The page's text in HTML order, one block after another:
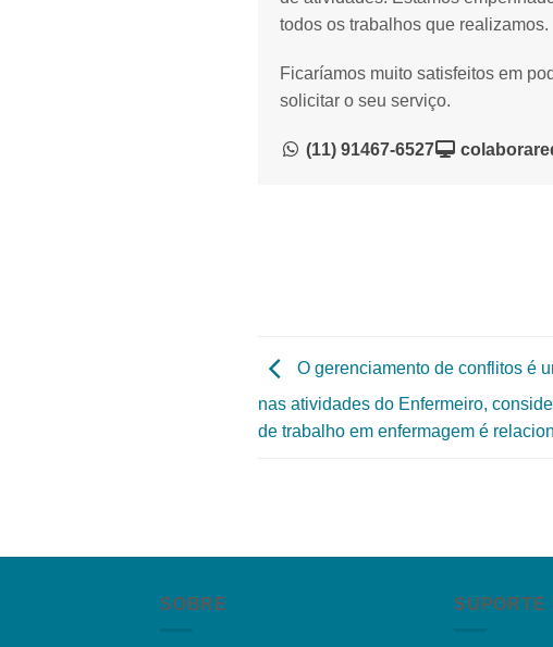
todos os trabalhos que realizamos.
Ficaríamos muito satisfeitos em
solicitar o seu serviço.
(11) 91467-6527
O gerenciamento de conflitos é
nas atividades do Enfermeiro,
de trabalho em enfermagem é
SOBRE SUPORTE